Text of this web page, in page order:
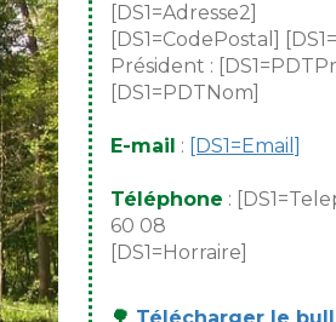
[DS1=Adresse2]
[DS1=CodePostal]
Président :
[DS1=PDTNom]
E-mail : [DS1=Email]
Téléphone :
60 08
[DS1=Horraire]